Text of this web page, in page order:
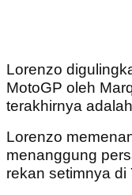
Lorenzo
MotoGP oleh
terakhirnya
Lorenzo
menanggung
rekan setimnya di